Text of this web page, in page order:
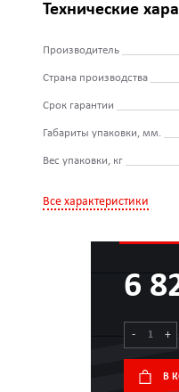
Технические
Производитель
Страна производства
Срок гарантии
Габариты упаковки, мм.
Вес упаковки, кг
Все характеристики
6
- +
В